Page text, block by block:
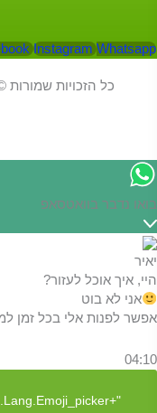
Instagram Whatsapp
כל הזכויות שמורות ©
בואו נדבר בוואטסאפ
יאיר
היי, איך אוכל לעזור?
אני לא בוט
אפשר לפנות אלי בכל זמן
04:10
"+chaty_settings.lang.emoji_picker+"